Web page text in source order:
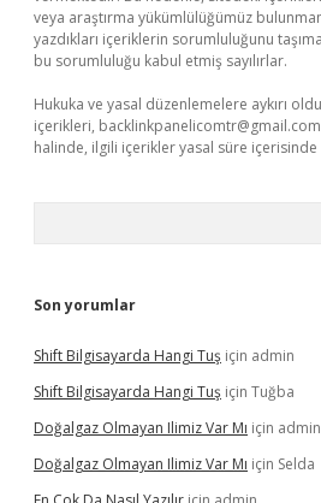
veya araştırma yükümlülüğümüz
yazdıkları içeriklerin sorumluluğunu
bu sorumluluğu kabul etmiş sayılırlar.
Hukuka ve yasal düzenlemelere aykırı
içerikleri, backlinkpanelicomtr@gmail.com
halinde, ilgili içerikler yasal süre içerisinde
Son yorumlar
Shift Bilgisayarda Hangi Tuş için admin
Shift Bilgisayarda Hangi Tuş için Tuğba
Doğalgaz Olmayan Ilimiz Var Mı için admin
Doğalgaz Olmayan Ilimiz Var Mı için Selda